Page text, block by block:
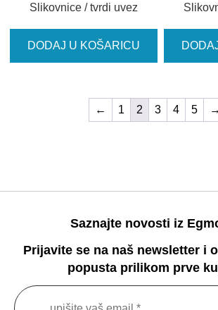
Slikovnice / tvrdi uvez
DODAJ U KOŠARICU
← 1 2 3 4 5 →
Saznajte novosti iz
Prijavite se na naš newsletter i
popusta prilikom prve